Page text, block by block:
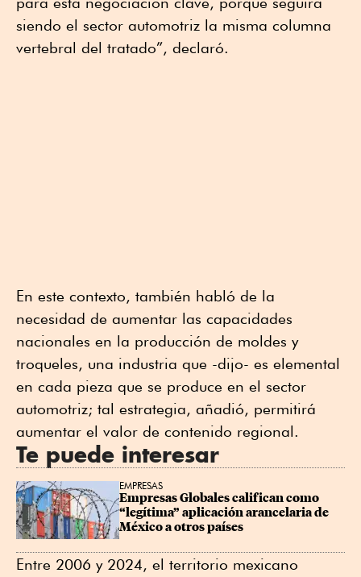
siendo el sector automotriz la misma columna
vertebral del tratado”, declaró.
En este contexto, también habló de la
necesidad de aumentar las capacidades
nacionales en la producción de moldes y
troqueles, una industria que -dijo- es elemental
en cada pieza que se produce en el sector
automotriz; tal estrategia, añadió, permitirá
aumentar el valor de contenido regional.
Te puede interesar
EMPRESAS
Empresas Globales califican como
“legítima” aplicación arancelaria de
México a otros países
Entre 2006 y 2024, el territorio mexicano